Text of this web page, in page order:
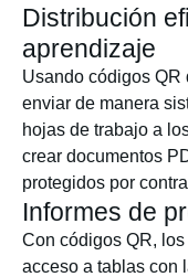
Distribución
aprendizaje
Usando códigos QR
enviar de manera
hojas de trabajo a
crear documentos
protegidos por
Informes de
Con códigos QR,
acceso a tablas con